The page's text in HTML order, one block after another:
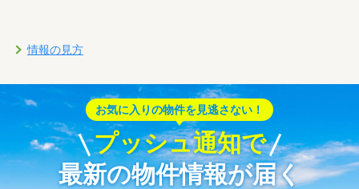
情報の見方
お気に入りの物件を見逃さない！
プッシュ通知で
最新の物件情報が届く